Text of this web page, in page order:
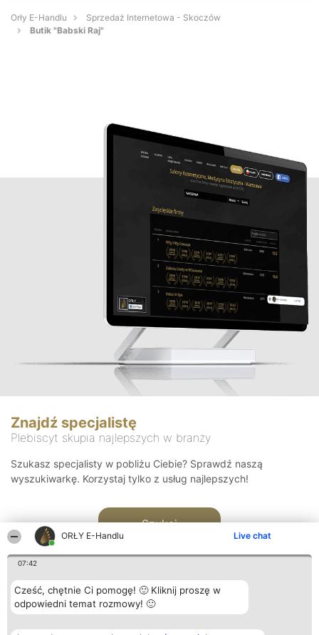
ORŁY E-Handlu Live chat
07:42
Cześć, chętnie Ci pomogę! 🙂 Kliknij proszę w
odpowiedni temat rozmowy! 🙂
Orły E-Handlu
Sprzedaż Internetowa - Skoczów
Butik "Babski Raj"
Znajdź specjalistę
Plebiscyt skupia najlepszych w branży
Szukasz specjalisty w pobliżu Ciebie? Sprawdź naszą
wyszukiwarkę. Korzystaj tylko z usług najlepszych!
Szukaj
Organizator plebiscytu Plebiscyt Kontakt